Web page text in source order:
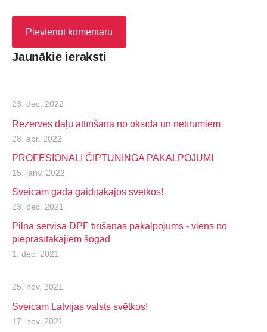
Jaunākie ieraksti
23. dec. 2022
Rezerves daļu attīrīšana no oksīda un netīrumiem
28. apr. 2022
PROFESIONĀLI ČIPTŪNINGA PAKALPOJUMI
15. janv. 2022
Sveicam gada gaidītākajos svētkos!
23. dec. 2021
Pilna servisa DPF tīrīšanas pakalpojums - viens no
pieprasītākajiem šogad
1. dec. 2021
25. nov. 2021
Sveicam Latvijas valsts svētkos!
17. nov. 2021